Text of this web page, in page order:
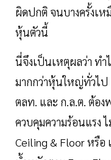
ผิดปกติ จนบางครั้งเ
หุ้นตัวนี้
นี่จึงเป็นเหตุผลว่า ทำ
มากกว่าหุ้นใหญ่ทั่วไป
ตลท. และ ก.ล.ต. ต้อง
ควบคุมความร้อนแรง
Ceiling & Floor หรื